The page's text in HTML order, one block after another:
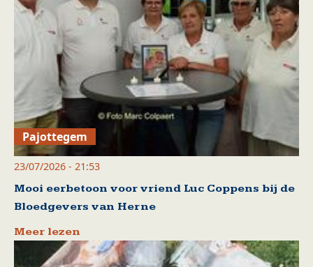
Pajottegem
23/07/2026 - 21:53
Mooi eerbetoon voor vriend Luc Coppens bij de
Bloedgevers van Herne
Meer lezen